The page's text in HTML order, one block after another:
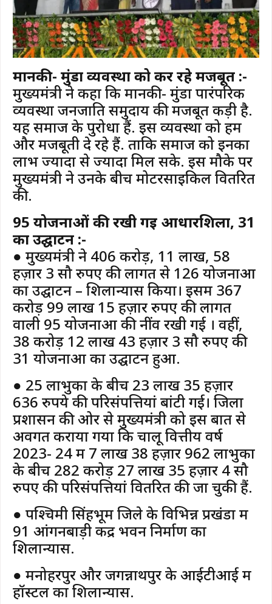
मानकी- मुंडा व्यवस्था को कर रहे मजबूत :-
मुख्यमंत्री ने कहा कि मानकी- मुंडा पारंपरिक
व्यवस्था जनजाति समुदाय की मजबूत कड़ी है.
यह समाज के पुरोधा हैं. इस व्यवस्था को हम
और मजबूती दे रहे हैं. ताकि समाज को इनका
लाभ ज्यादा से ज्यादा मिल सके. इस मौके पर
मुख्यमंत्री ने उनके बीच मोटरसाइकिल वितरित
की.
95 योजनाओं की रखी गई आधारशिला, 31
का उद्घाटन :-
● मुख्यमंत्री ने 406 करोड़, 11 लाख, 58
हज़ार 3 सौ रुपए की लागत से 126 योजनाओं
का उद्घाटन – शिलान्यास किया। इसमें 367
करोड़ 99 लाख 15 हज़ार रुपए की लागत
वाली 95 योजनाओं की नींव रखी गई । वहीं,
38 करोड़ 12 लाख 43 हज़ार 3 सौ रुपए की
31 योजनाओं का उद्घाटन हुआ.
● 25 लाभुकों के बीच 23 लाख 35 हज़ार
636 रुपये की परिसंपत्तियां बांटी गई। जिला
प्रशासन की ओर से मुख्यमंत्री को इस बात से
अवगत कराया गया कि चालू वित्तीय वर्ष
2023- 24 में 7 लाख 38 हज़ार 962 लाभुकों
के बीच 282 करोड़ 27 लाख 35 हज़ार 4 सौ
रुपए की परिसंपत्तियां वितरित की जा चुकी हैं.
● पश्चिमी सिंहभूम जिले के विभिन्न प्रखंडों में
91 आंगनबाड़ी केंद्र भवन निर्माण का
शिलान्यास.
● मनोहरपुर और जगन्नाथपुर के आईटीआई में
हॉस्टल का शिलान्यास.